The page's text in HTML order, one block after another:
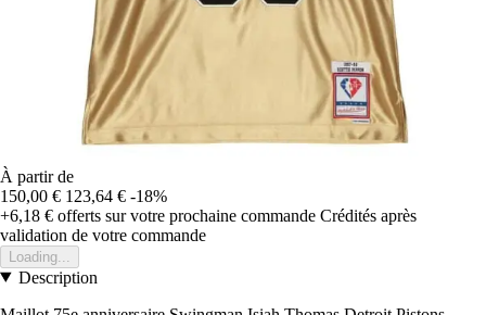
À partir de
150,00 € 123,64 € -18%
+6,18 € offerts sur votre prochaine commande Crédités après
validation de votre commande
Loading...
Description